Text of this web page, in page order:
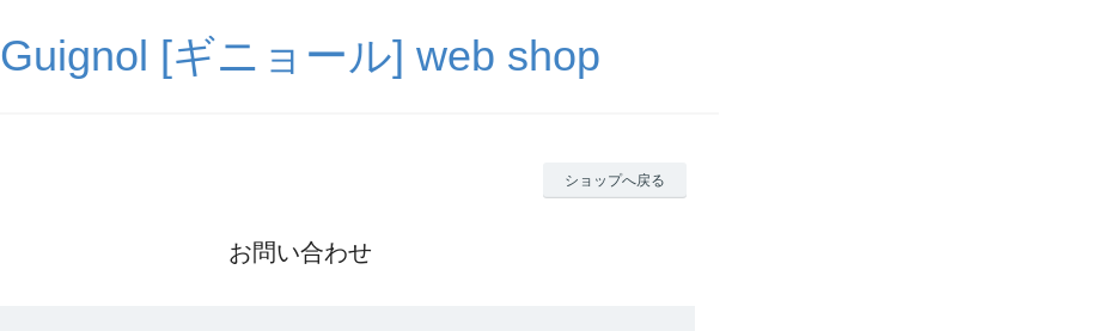
Guignol [ギニョール] web shop
ショップへ戻る
お問い合わせ